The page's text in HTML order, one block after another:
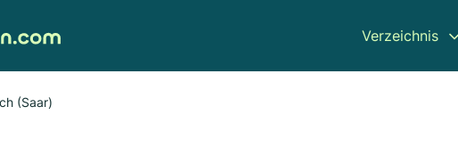
Verzeichnis
(Saar)